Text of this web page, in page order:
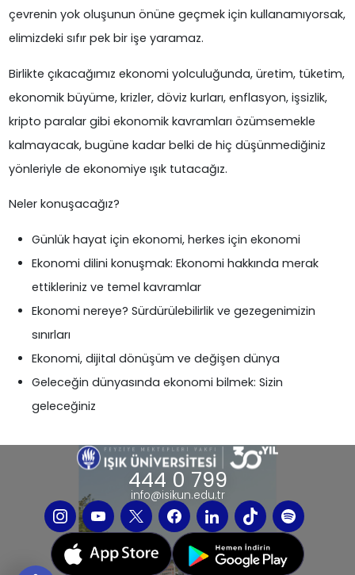
çevrenin yok oluşunun önüne geçmek için kullanamıyorsak,
elimizdeki sıfır pek bir işe yaramaz.
Birlikte çıkacağımız ekonomi yolculuğunda, üretim, tüketim,
ekonomik büyüme, krizler, döviz kurları, enflasyon, işsizlik,
kripto paralar gibi ekonomik kavramları özümsemekle
kalmayacak, bugüne kadar belki de hiç düşünmediğiniz
yönleriyle de ekonomiye ışık tutacağız.
Neler konuşacağız?
Günlük hayat için ekonomi, herkes için ekonomi
Ekonomi dilini konuşmak: Ekonomi hakkında merak
ettikleriniz ve temel kavramlar
Ekonomi nereye? Sürdürülebilirlik ve gezegenimizin
sınırları
Ekonomi, dijital dönüşüm ve değişen dünya
Geleceğin dünyasında ekonomi bilmek: Sizin
geleceğiniz
444 0 799
info@isikun.edu.tr